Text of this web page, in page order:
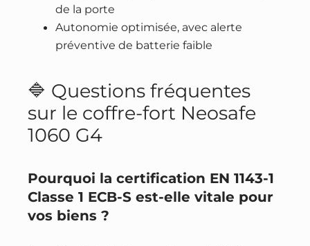
de la porte
Autonomie optimisée, avec alerte
préventive de batterie faible
🔷 Questions fréquentes
sur le coffre-fort Neosafe
1060 G4
Pourquoi la certification EN 1143-1
Classe 1 ECB-S est-elle vitale pour
vos biens ?